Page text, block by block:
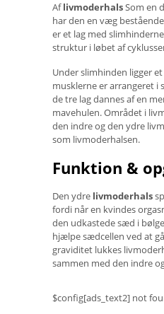
AflivmoderhalsSom en
har den en væg
er et lag med
struktur i løbet af
Under slimhinden ligger
musklerne er arrangeret i
de tre lag dannes af en
mavehulen. Området i
den indre og den ydre
som livmoderhalsen.
Funktion &
Den ydre livmoderhals
fordi når en kvindes
den udkastede sæd i
hjælpe sædcellen ved at
graviditet lukkes
sammen med den indre
$config[ads_text2] not